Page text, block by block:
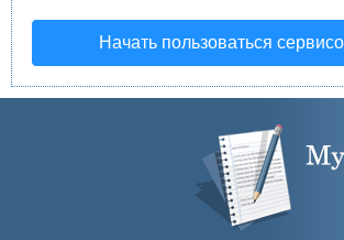
Начать пользоваться